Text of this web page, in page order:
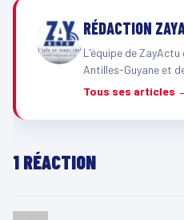
RÉDACTION
L'équipe de
Antilles-Guyane et
Tous ses articles
1 RÉACTION